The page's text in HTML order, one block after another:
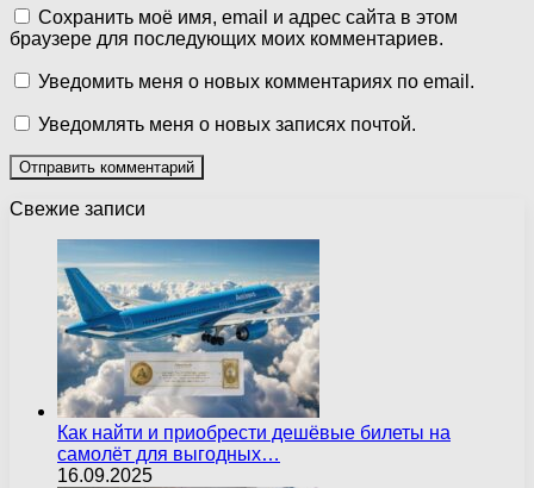
Сохранить моё имя, email и адрес сайта в этом
браузере для последующих моих комментариев.
Уведомить меня о новых комментариях по email.
Уведомлять меня о новых записях почтой.
Свежие записи
Как найти и приобрести дешёвые билеты на
самолёт для выгодных…
16.09.2025